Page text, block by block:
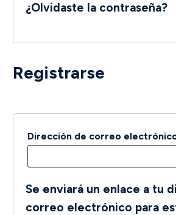
¿Olvidaste la contraseña?
Registrarse
Dirección de correo
Se enviará un enlace a tu
correo electrónico para